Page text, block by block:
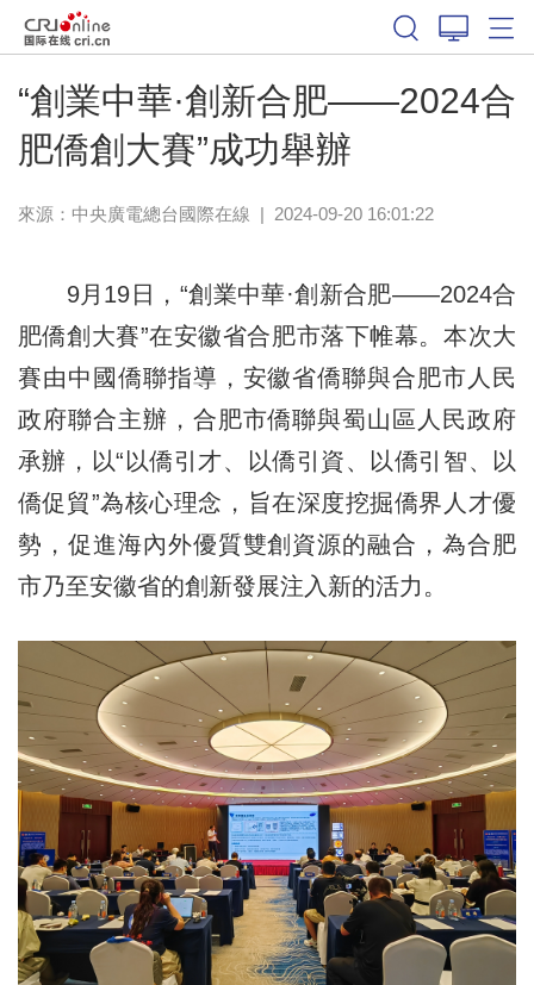
“創業中華·創新合肥——2024合
肥僑創大賽”成功舉辦
來源：中央廣電總台國際在線 | 2024-09-20 16:01:22
9月19日，“創業中華·創新合肥——2024合
肥僑創大賽”在安徽省合肥市落下帷幕。本次大
賽由中國僑聯指導，安徽省僑聯與合肥市人民
政府聯合主辦，合肥市僑聯與蜀山區人民政府
承辦，以“以僑引才、以僑引資、以僑引智、以
僑促貿”為核心理念，旨在深度挖掘僑界人才優
勢，促進海內外優質雙創資源的融合，為合肥
市乃至安徽省的創新發展注入新的活力。